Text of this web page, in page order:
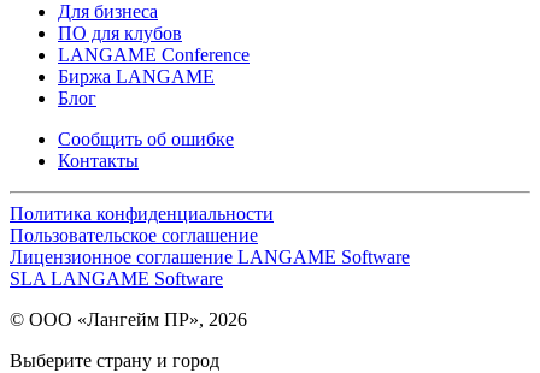
Для бизнеса
ПО для клубов
LANGAME Conference
Биржа LANGAME
Блог
Сообщить об ошибке
Контакты
Политика конфиденциальности
Пользовательское соглашение
Лицензионное соглашение LANGAME Software
SLA LANGAME Software
© ООО «Лангейм ПР», 2026
Выберите страну и город